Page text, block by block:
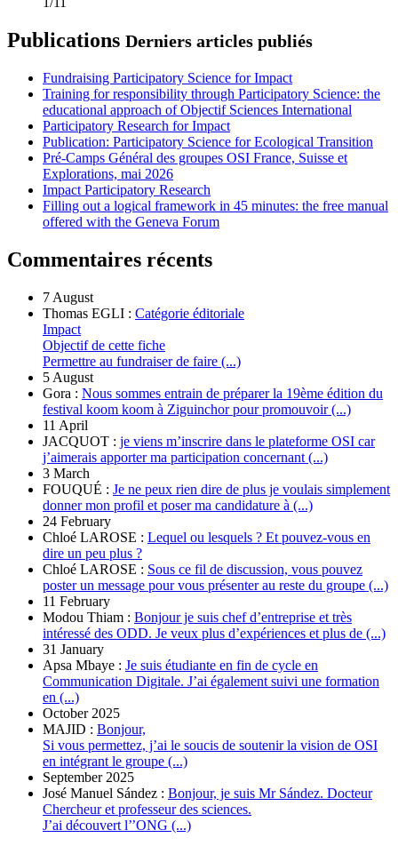
Publications Derniers articles publiés
Fundraising Participatory Science for Impact
Training for responsibility through Participatory Science: the
educational approach of Objectif Sciences International
Participatory Research for Impact
Publication: Participatory Science for Ecological Transition
Pré-Camps Général des groupes OSI France, Suisse et
Explorations, mai 2026
Impact Participatory Research
Filling out a logical framework in 45 minutes: the free manual
offered with the Geneva Forum
Commentaires récents
7 August
Thomas EGLI : Catégorie éditoriale
Impact
Objectif de cette fiche
Permettre au fundraiser de faire (...)
5 August
Gora : Nous sommes entrain de préparer la 19ème édition du
festival koom koom à Ziguinchor pour promouvoir (...)
11 April
JACQUOT : je viens m’inscrire dans le plateforme OSI car
j’aimerais apporter ma participation concernant (...)
3 March
FOUQUÉ : Je ne peux rien dire de plus je voulais simplement
donner mon profil et poser ma candidature à (...)
24 February
Chloé LAROSE : Lequel ou lesquels ? Et pouvez-vous en
dire un peu plus ?
Chloé LAROSE : Sous ce fil de discussion, vous pouvez
poster un message pour vous présenter au reste du groupe (...)
11 February
Modou Thiam : Bonjour je suis chef d’entreprise et très
intéressé des ODD. Je veux plus d’expériences et plus de (...)
31 January
Apsa Mbaye : Je suis étudiante en fin de cycle en
Communication Digitale. J’ai également suivi une formation
en (...)
October 2025
MAJID : Bonjour,
Si vous permettez, j’ai le soucis de soutenir la vision de OSI
en intégrant le groupe (...)
September 2025
José Manuel Sández : Bonjour, je suis Mr Sández. Docteur
Chercheur et professeur des sciences.
J’ai découvert l’’ONG (...)